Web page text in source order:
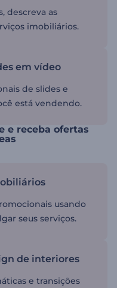
descreva as
imobiliários.
em vídeo
de slides e
está vendendo.
e receba ofertas
usando
seus serviços.
de interiores
e transições